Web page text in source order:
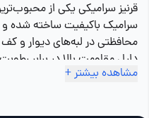
قرنیز سرامیکی یکی از
سرامیک باکیفیت ساخته شده و
محافظتی در لبه‌های دیوار و
دلیل مقاومت بالا در برابر
برای فضاهای مختلف مانند
مشاهده بیشتر +